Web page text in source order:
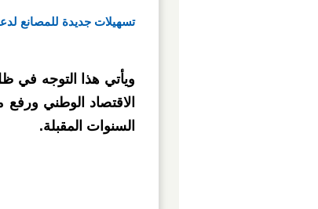
تسهيلات جديدة للمصانع
ويأتي هذا التوجه في
الاقتصاد الوطني
السنوات المقبلة.